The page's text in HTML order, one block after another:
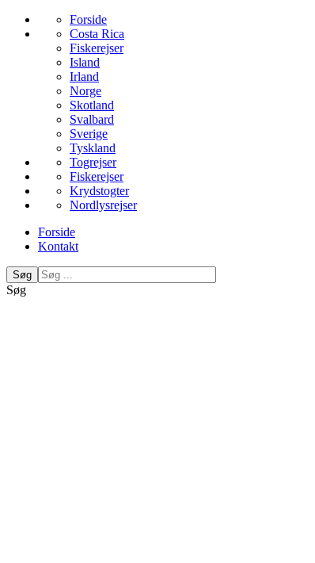
Forside
Costa Rica
Fiskerejser
Island
Irland
Norge
Skotland
Svalbard
Sverige
Tyskland
Togrejser
Fiskerejser
Krydstogter
Nordlysrejser
Forside
Kontakt
Søg
Søg